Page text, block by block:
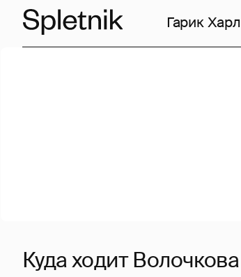
Гарик
Куда ходит Волочкова